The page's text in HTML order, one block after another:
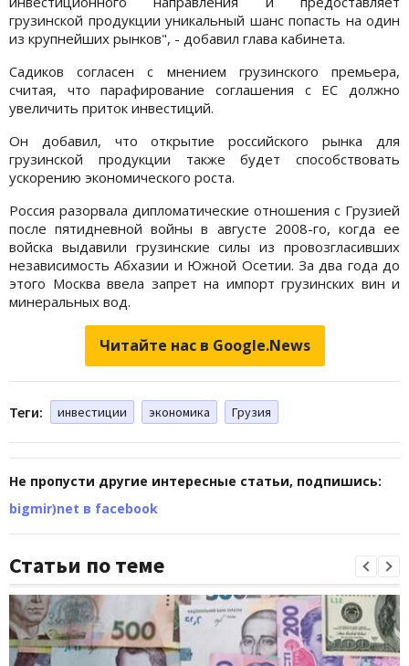
грузинской продукции уникальный шанс попасть на один
из крупнейших рынков", - добавил глава кабинета.
Садиков согласен с мнением грузинского премьера,
считая, что парафирование соглашения с ЕС должно
увеличить приток инвестиций.
Он добавил, что открытие российского рынка для
грузинской продукции также будет способствовать
ускорению экономического роста.
Россия разорвала дипломатические отношения с Грузией
после пятидневной войны в августе 2008-го, когда ее
войска выдавили грузинские силы из провозгласивших
независимость Абхазии и Южной Осетии. За два года до
этого Москва ввела запрет на импорт грузинских вин и
минеральных вод.
Читайте нас в Google.News
Теги: инвестиции экономика Грузия
Не пропусти другие интересные статьи, подпишись:
bigmir)net в facebook
Статьи по теме